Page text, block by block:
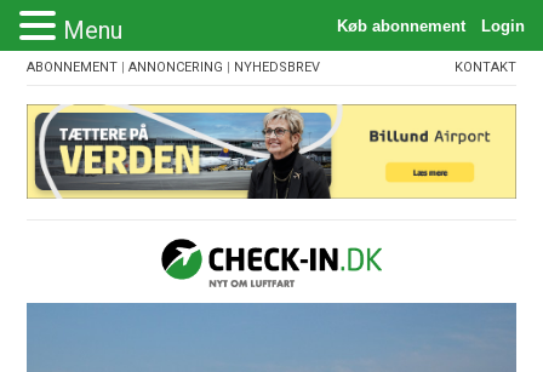
ABONNEMENT |ANNONCERING | NYHEDSBREV KONTAKT
Menu